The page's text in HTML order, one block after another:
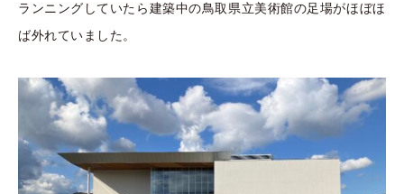
ランニングしていたら建築中の鳥取県立美術館の足場がほぼほ
ば外れていました。